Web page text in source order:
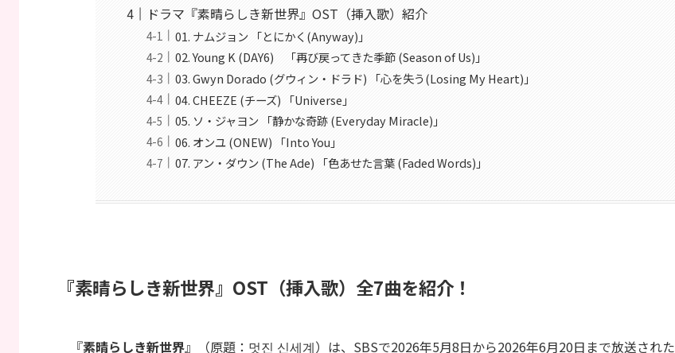
ドラマ『素晴らしき新世界』OST（挿入歌）紹介
01. ナムジョン 「とにかく(Anyway)」
02. Young K (DAY6) 「再び戻ってきた季節 (Season of Us)」
03. Gwyn Dorado (グウィン・ドラド) 「心を失う(Losing My Heart)」
04. CHEEZE (チーズ) 「Universe」
05. ソ・ジャヨン 「静かな奇跡 (Everyday Miracle)」
06. オンユ (ONEW) 「Into You」
07. アン・ダウン (The Ade) 「色あせた言葉 (Faded Words)」
『素晴らしき新世界』OST（挿入歌）全7曲を紹介！
『素晴らしき新世界』（原題：멋진 신세계）は、SBSで2026年5月8日から2026年6月20日まで放送された